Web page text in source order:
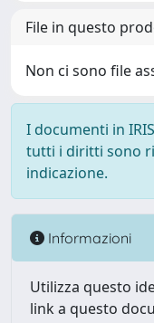
File in questo
Non ci sono file
I documenti in
tutti i diritti sono
indicazione.
Informazioni
Utilizza questo
link a questo